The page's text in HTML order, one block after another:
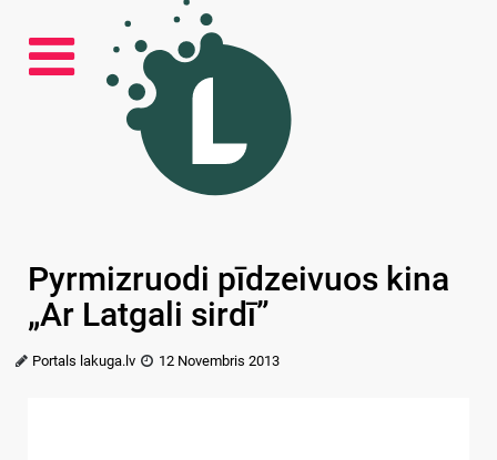
Pyrmizruodi pīdzeivuos kina
„Ar Latgali sirdī”
Portals lakuga.lv 12 Novembris 2013